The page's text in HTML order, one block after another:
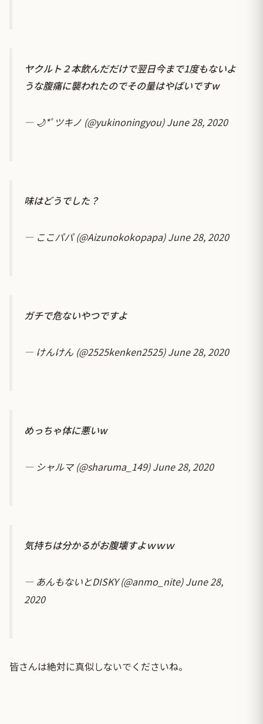
ヤクルト２本飲んだだけで翌日今まで1度もないよ
うな腹痛に襲われたのでその量はやばいですw
— 🌙*ﾟツキノ (@yukinoningyou)June 28, 2020
味はどうでした？
— ここパパ (@Aizunokokopapa)June 28, 2020
ガチで危ないやつですよ
— けんけん (@2525kenken2525)June 28, 2020
めっちゃ体に悪いw
— シャルマ (@sharuma_149)June 28, 2020
気持ちは分かるがお腹壊すよｗｗｗ
— あんもないとDISKY (@anmo_nite)June 28,
2020
皆さんは絶対に真似しないでくださいね。